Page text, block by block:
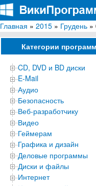
ВикиПрограммы
Энциклопедия бесплатных
Главная » 2015 » Грудень »
Категории программ
CD, DVD и BD диски
E-Mail
Аудио
Безопасность
Веб-разработчику
Видео
Геймерам
Графика и дизайн
Деловые программы
Диски и файлы
Интернет